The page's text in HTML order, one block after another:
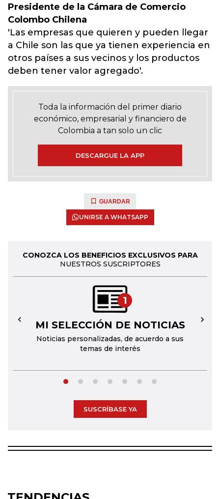
Presidente de la Cámara de Comercio
Colombo Chilena
'Las empresas que quieren y pueden llegar
a Chile son las que ya tienen experiencia en
otros países a sus vecinos y los productos
deben tener valor agregado'.
Toda la información del primer diario
económico, empresarial y financiero de
Colombia a tan solo un clic
DESCARGUE LA APP
GUARDAR
UNIRSE A WHATSAPP
CONOZCA LOS BENEFICIOS EXCLUSIVOS PARA
NUESTROS SUSCRIPTORES
1
MI SELECCIÓN DE NOTICIAS
Noticias personalizadas, de acuerdo a sus
temas de interés
← →
SUSCRÍBASE YA